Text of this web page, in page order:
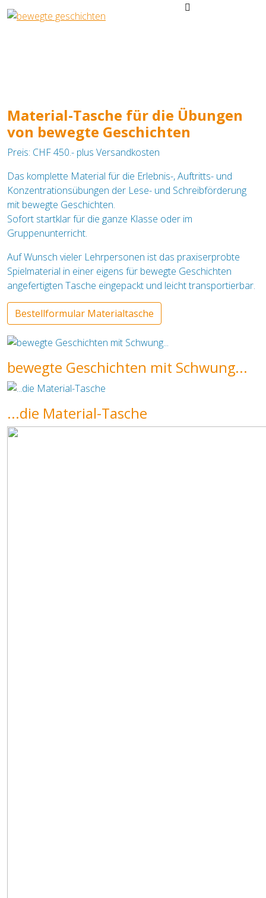
Material-Tasche für die Übungen
von bewegte Geschichten
Preis: CHF 450.- plus Versandkosten
Das komplette Material für die Erlebnis-, Auftritts- und
Konzentrationsübungen der Lese- und Schreibförderung
mit bewegte Geschichten.
Sofort startklar für die ganze Klasse oder im
Gruppenunterricht.
Auf Wunsch vieler Lehrpersonen ist das praxiserprobte
Spielmaterial in einer eigens für bewegte Geschichten
angefertigten Tasche eingepackt und leicht transportierbar.
Bestellformular Materialtasche
bewegte Geschichten mit Schwung...
...die Material-Tasche